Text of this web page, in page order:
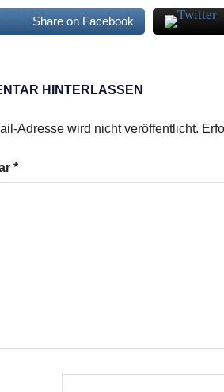
Share on Facebook
HINTERLASSEN
Adresse wird nicht veröffentlicht.
*